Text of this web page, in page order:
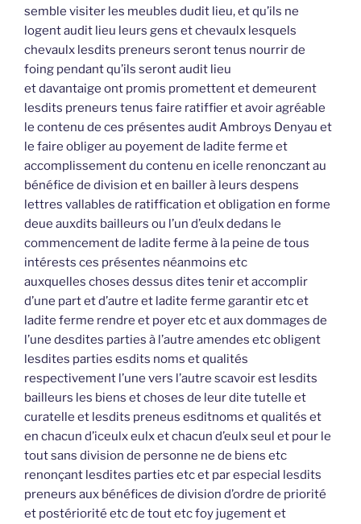
semble visiter les meubles dudit lieu, et qu’ils ne
logent audit lieu leurs gens et chevaulx lesquels
chevaulx lesdits preneurs seront tenus nourrir de
foing pendant qu’ils seront audit lieu
et davantaige ont promis promettent et demeurent
lesdits preneurs tenus faire ratiffier et avoir agréable
le contenu de ces présentes audit Ambroys Denyau et
le faire obliger au poyement de ladite ferme et
accomplissement du contenu en icelle renonczant au
bénéfice de division et en bailler à leurs despens
lettres vallables de ratiffication et obligation en forme
deue auxdits bailleurs ou l’un d’eulx dedans le
commencement de ladite ferme à la peine de tous
intérests ces présentes néanmoins etc
auxquelles choses dessus dites tenir et accomplir
d’une part et d’autre et ladite ferme garantir etc et
ladite ferme rendre et poyer etc et aux dommages de
l’une desdites parties à l’autre amendes etc obligent
lesdites parties esdits noms et qualités
respectivement l’une vers l’autre scavoir est lesdits
bailleurs les biens et choses de leur dite tutelle et
curatelle et lesdits preneus esditnoms et qualités et
en chacun d’iceulx eulx et chacun d’eulx seul et pour le
tout sans division de personne ne de biens etc
renonçant lesdites parties etc et par especial lesdits
preneurs aux bénéfices de division d’ordre de priorité
et postériorité etc de tout etc foy jugement et